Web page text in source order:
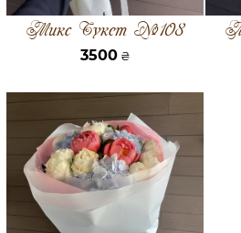
Микс Букет №108
3500₴